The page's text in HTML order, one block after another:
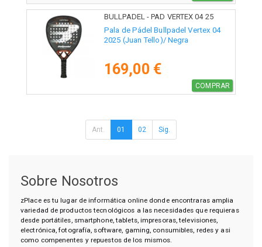
BULLPADEL - PAD VERTEX 04 25
Pala de Pádel Bullpadel Vertex 04
2025 (Juan Tello)/ Negra
169,00 €
COMPRAR
Ant. 01 02 Sig.
Sobre Nosotros
zPlace es tu lugar de informática online donde encontraras amplia
variedad de productos tecnológicos a las necesidades que requieras
desde portátiles, smartphone, tablets, impresoras, televisiones,
electrónica, fotografía, software, gaming, consumibles, redes y asi
como compenentes y repuestos de los mismos.